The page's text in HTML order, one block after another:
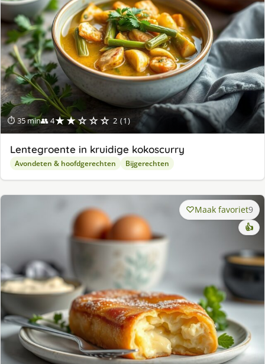
⏱ 35 min👥 4★★☆☆☆ 2 (1)
Lentegroente in kruidige kokoscurry
Avondeten & hoofdgerechten Bijgerechten
Maak favoriet9
👍